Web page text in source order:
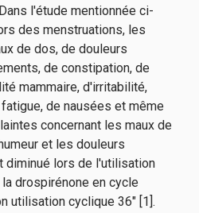
Dans l'étude mentionnée ci-
des menstruations, les
de dos, de douleurs
de constipation, de
mammaire, d'irritabilité,
de nausées et même
concernant les maux de
et les douleurs
diminué lors de l'utilisation
drospirénone en cycle
utilisation cyclique 36" [1].